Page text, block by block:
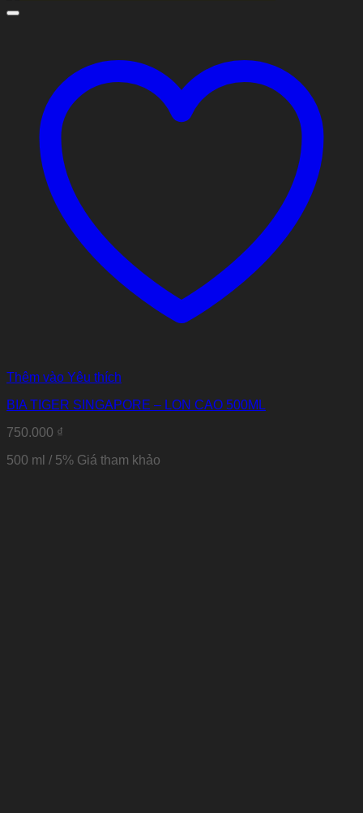
Thêm vào Yêu thích
BIA TIGER SINGAPORE – LON CAO 500ML
750.000 ₫
500 ml / 5% Giá tham khảo